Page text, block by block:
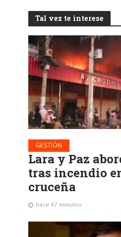
Tal vez te interese
GESTIÓN
Lara y Paz
tras incendio
cruceña
hace 47 minutos